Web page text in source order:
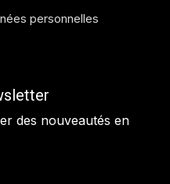
personnelles
des nouveautés en